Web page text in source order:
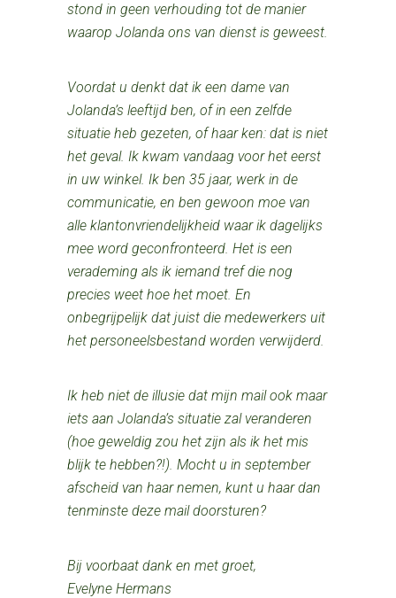
stond in geen verhouding tot de manier
waarop Jolanda ons van dienst is geweest.
Voordat u denkt dat ik een dame van
Jolanda’s leeftijd ben, of in een zelfde
situatie heb gezeten, of haar ken: dat is niet
het geval. Ik kwam vandaag voor het eerst
in uw winkel. Ik ben 35 jaar, werk in de
communicatie, en ben gewoon moe van
alle klantonvriendelijkheid waar ik dagelijks
mee word geconfronteerd. Het is een
verademing als ik iemand tref die nog
precies weet hoe het moet. En
onbegrijpelijk dat juist die medewerkers uit
het personeelsbestand worden verwijderd.
Ik heb niet de illusie dat mijn mail ook maar
iets aan Jolanda’s situatie zal veranderen
(hoe geweldig zou het zijn als ik het mis
blijk te hebben?!). Mocht u in september
afscheid van haar nemen, kunt u haar dan
tenminste deze mail doorsturen?
Bij voorbaat dank en met groet,
Evelyne Hermans